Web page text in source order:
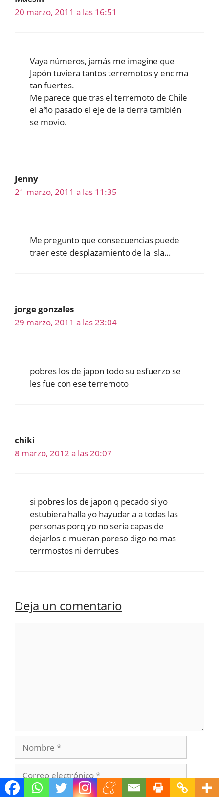
20 marzo, 2011 a las 16:51
Vaya números, jamás me imagine que
Japón tuviera tantos terremotos y encima
tan fuertes.
Me parece que tras el terremoto de Chile
el año pasado el eje de la tierra también
se movio.
Jenny
21 marzo, 2011 a las 11:35
Me pregunto que consecuencias puede
traer este desplazamiento de la isla…
jorge gonzales
29 marzo, 2011 a las 23:04
pobres los de japon todo su esfuerzo se
les fue con ese terremoto
chiki
8 marzo, 2012 a las 20:07
si pobres los de japon q pecado si yo
estubiera halla yo hayudaria a todas las
personas porq yo no seria capas de
dejarlos q mueran poreso digo no mas
terrmostos ni derrubes
Deja un comentario
Nombre
electrónico